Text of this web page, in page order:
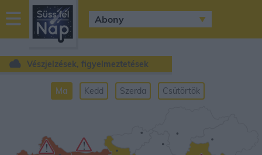
sussfelnap.hu
időjárás
Vészjelzések, figyelmeztetések
Ma Kedd Szerda Csütörtök